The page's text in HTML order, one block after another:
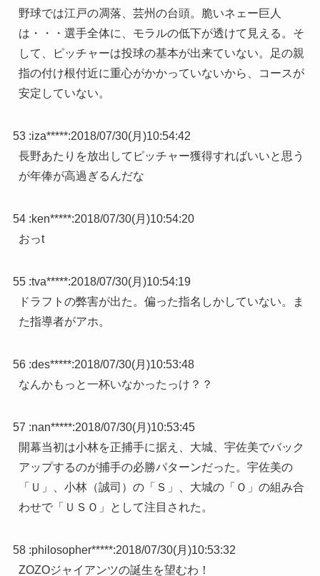
野球では江戸の凋落、芸州の台頭。脆いネェー巨人
は・・・選手全体に、モラルの低下が透けて見える。そ
して、ピッチャーは投球の基本が出来ていない。足の親
指の付け根付近に重心がかかっていないから、コースが
安定していない。
53 :iza*****:2018/07/30(月)10:54:42
長野あたりを放出してピッチャー獲得すればいいと思う
が年俸が高過ぎるんだな
54 :ken*****:2018/07/30(月)10:54:20
おっt
55 :tva*****:2018/07/30(月)10:54:19
ドラフトの弊害が出た。偏った指名しかしていない。ま
た指導者がアホ。
56 :des*****:2018/07/30(月)10:53:48
なんかもっと一杯いなかったっけ？？
57 :nan*****:2018/07/30(月)10:53:45
開幕当初は小林を正捕手に据え、大城、宇佐美でバック
アップするのが捕手の必勝パターンだった。宇佐美の
「Ｕ」、小林（誠司）の「Ｓ」、大城の「Ｏ」の組み合
わせで「ＵＳＯ」として注目された。
58 :philosopher*****:2018/07/30(月)10:53:32
ZOZOジャイアンツの誕生を望むわ！